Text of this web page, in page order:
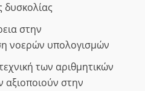
δυσκολίας
στην
νοερών υπολογισμών
των αριθμητικών
αξιοποιούν στην